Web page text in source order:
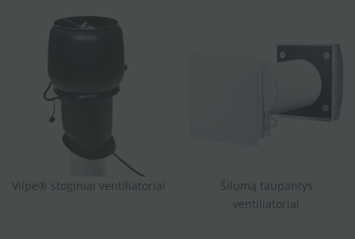
Vilpe® stoginiai ventiliatoriai
Šilumą taupantys
ventiliatoriai